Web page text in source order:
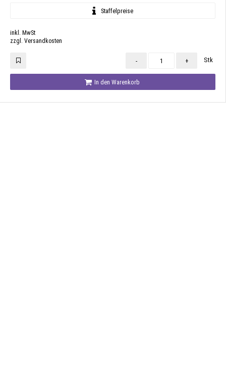
Staffelpreise
inkl. MwSt
zzgl. Versandkosten
- + Stk
In den Warenkorb